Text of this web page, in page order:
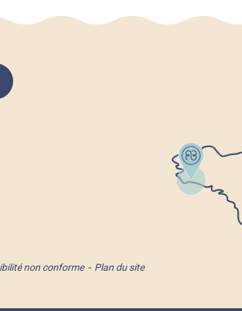
non conforme
Plan du site